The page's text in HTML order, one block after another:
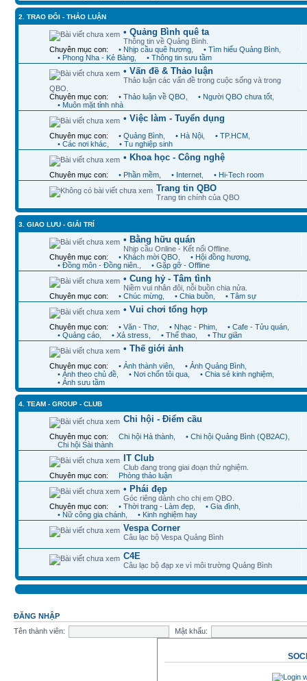
2. TRAO ĐỔI - THẢO LUẬN
• Quảng Bình quê ta
Thông tin về Quảng Bình.
Chuyên mục con:
• Nhịp cầu quê hương • Tìm hiểu Quảng Bình
• Phong Nha - Kẻ Bàng
• Thông tin sưu tầm
• Vấn đề & Thảo luận
Thảo luận các vấn đề trong cuộc sống và trong
QBO.
Chuyên mục con:
• Thảo luận về QBO • Người QBO chưa tốt
• Muôn mặt tỉnh nhà
• Việc làm - Tuyển dụng
Chuyên mục con: • Quảng Bình • Hà Nội • TP.HCM
• Các nơi khác
• Tu nghiệp sinh
• Khoa học - Công nghệ
Chuyên mục con: • Phần mềm • Internet • Hi-Tech room
Trang tin QBO
Trang tin chính của QBO
3. GIAO LƯU - GIẢI TRÍ
• Bằng hữu quán
Nhịp cầu Online - Kết nối Offline.
Chuyên mục con:
• Khách mời QBO • Hội đồng hương
• Đồng môn - Đồng niên.
• Gặp gỡ - Offline
• Cung hỷ - Tâm tình
Niềm vui nhân đôi, nỗi buồn chia nửa.
Chuyên mục con:
• Chúc mừng • Chia buồn • Tâm sự
• Vui chơi tổng hợp
Chuyên mục con: • Văn - Thơ • Nhạc - Phim • Cafe - Tửu quán
• Quảng cáo
• Xả stress • Thể thao • Thư giãn
• Thế giới ảnh
Chuyên mục con: • Ảnh thành viên • Ảnh Quảng Bình
• Ảnh theo chủ đề
• Nơi chốn tôi qua • Chia sẻ kinh nghiệm
• Ảnh sưu tầm
4. TEAM - GROUP - CLUB
Chi hội - Điểm cầu
Chuyên mục con: Chi hội Hà thành • Chi hội Quảng Bình (QB2AC)
Chi hội Sài thành
IT Club
Club đang trong giai đoạn thử nghiệm.
Chuyên mục con:
Phòng thảo luận
• Phái đẹp
Góc riêng dành cho chị em QBO.
Chuyên mục con:
• Thời trang - Làm đẹp • Gia đình
• Nữ công gia chánh
• Kinh nghiệm hay
Vespa Corner
Câu lạc bộ Vespa Quảng Bình
C4E
Câu lạc bộ đạp xe vì môi trường Quảng Bình
ĐĂNG NHẬP
Tên thành viên:
Mật khẩu: